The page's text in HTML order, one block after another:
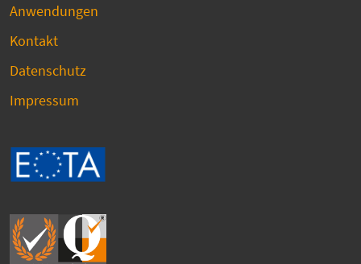
Anwendungen
Kontakt
Datenschutz
Impressum